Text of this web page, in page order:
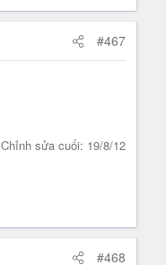
#467
Chỉnh sửa cuối: 19/8/12
#468